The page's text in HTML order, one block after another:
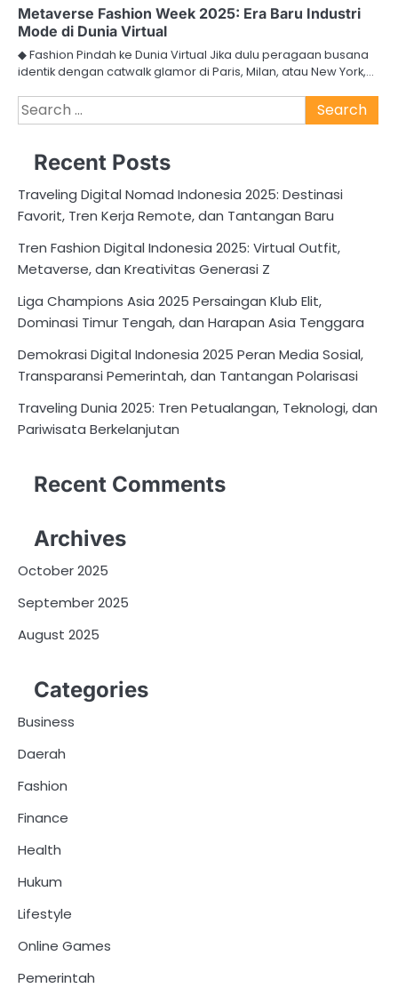
Metaverse Fashion Week 2025: Era Baru Industri
Mode di Dunia Virtual
◆ Fashion Pindah ke Dunia Virtual Jika dulu peragaan busana
identik dengan catwalk glamor di Paris, Milan, atau New York,…
Search
for:
Recent Posts
Traveling Digital Nomad Indonesia 2025: Destinasi
Favorit, Tren Kerja Remote, dan Tantangan Baru
Tren Fashion Digital Indonesia 2025: Virtual Outfit,
Metaverse, dan Kreativitas Generasi Z
Liga Champions Asia 2025 Persaingan Klub Elit,
Dominasi Timur Tengah, dan Harapan Asia Tenggara
Demokrasi Digital Indonesia 2025 Peran Media Sosial,
Transparansi Pemerintah, dan Tantangan Polarisasi
Traveling Dunia 2025: Tren Petualangan, Teknologi, dan
Pariwisata Berkelanjutan
Recent Comments
Archives
October 2025
September 2025
August 2025
Categories
Business
Daerah
Fashion
Finance
Health
Hukum
Lifestyle
Online Games
Pemerintah